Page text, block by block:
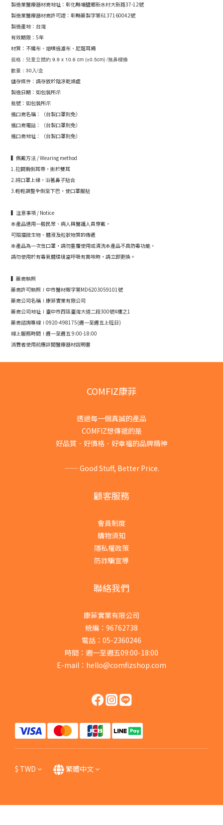
製造業醫療器材商地址：彰化縣埔鹽鄉新水村大新路37-12號
製造業醫療器材商許可證：彰縣藥製字第6137160042號
製造產地：台灣
有效期限：5年
材質：不織布、熔噴過濾布、尼龍耳繩
規格：兒童立體約 9.9 x 10.6 cm (±0.5cm) /無鼻樑條
數量：30入/盒
儲存條件：請存放於陰涼乾燥處
製造日期：如包裝所示
批號：如包裝所示
進口商名稱：（台製口罩則免）
進口商電話：（台製口罩則免）
進口商地址：（台製口罩則免）
▍佩戴方法 / Wearing method
1.拉開兩側耳帶，掛於雙耳
2.將口罩上緣，沿著鼻子貼合
3.輕輕調整全側至下巴，使口罩服貼
▍注意事項 / Notice
本產品適用一般民眾、病人與醫護人員穿戴，
可阻擋微生物、體液及粒狀物質的傳遞
本產品為一次性口罩，請勿重覆使用或清洗本產品不具防毒功能，
請勿使用於有毒氣體環境當呼吸有異味時，請立即更換。
▍藥商執照
藥商許可執照∣中市醫材販字第MD6203059101號
藥商公司名稱∣康菲實業有限公司
藥商公司地址∣臺中市西區臺灣大道二段300號4樓之1
藥商諮詢專線∣0920-498175(週一至週五上班日)
線上服務時間∣週一至週五 9:00-18:00
消費者使用前應詳閱醫療器材說明書
COMFIZ康菲
透過每一個真誠的產品
COMFIZ想傳遞的是
好品質．好價格．好幸福的品牌精神
—— Good Stuff, Better Price.
顧客服務
會員制度
購物須知
隱私權政策
防詐騙宣導
聯絡我們
康菲實業有限公司
統編：96762738
電話：05-2360246
時間：週一至週五09:00-18:00
E-mail：hello@comfizshop.com
$ TWD 繁體中文